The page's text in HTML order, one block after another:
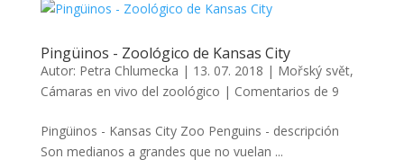
Pingüinos - Zoológico de Kansas City
Autor: Petra Chlumecka | 13. 07. 2018 | Mořský svět,
Cámaras en vivo del zoológico | Comentarios de 9
Pingüinos - Kansas City Zoo Penguins - descripción
Son medianos a grandes que no vuelan ...